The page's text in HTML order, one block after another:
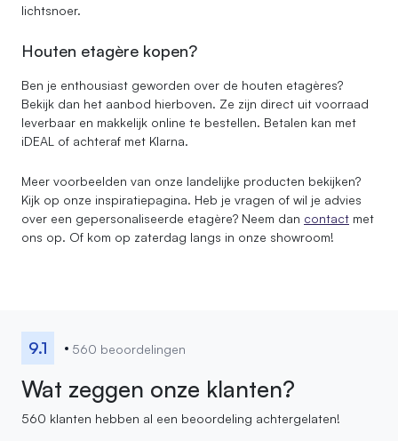
lichtsnoer.
Houten etagère kopen?
Ben je enthousiast geworden over de houten etagères?
Bekijk dan het aanbod hierboven. Ze zijn direct uit voorraad
leverbaar en makkelijk online te bestellen. Betalen kan met
iDEAL of achteraf met Klarna.
Meer voorbeelden van onze landelijke producten bekijken?
Kijk op onze inspiratiepagina. Heb je vragen of wil je advies
over een gepersonaliseerde etagère? Neem dan contact met
ons op. Of kom op zaterdag langs in onze showroom!
9.1 560 beoordelingen
Wat zeggen onze klanten?
560 klanten hebben al een beoordeling achtergelaten!